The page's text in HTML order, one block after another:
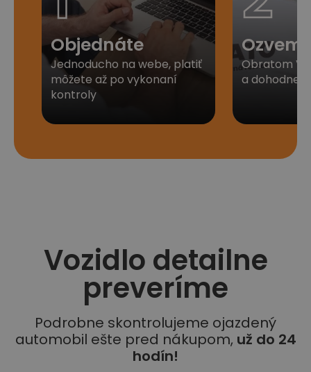
Objednáte
Jednoducho na webe, platiť
môžete až po vykonaní
kontroly
Obratom
a
Vozidlo detailne
preveríme
Podrobne skontrolujeme ojazdený
automobil ešte pred nákupom, už do 24
hodín!